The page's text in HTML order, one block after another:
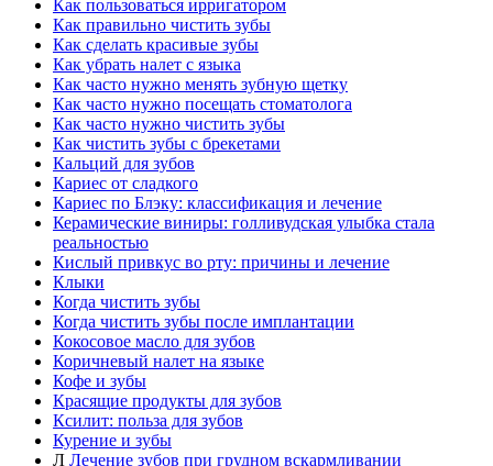
Как пользоваться ирригатором
Как правильно чистить зубы
Как сделать красивые зубы
Как убрать налет с языка
Как часто нужно менять зубную щетку
Как часто нужно посещать стоматолога
Как часто нужно чистить зубы
Как чистить зубы с брекетами
Кальций для зубов
Кариес от сладкого
Кариес по Блэку: классификация и лечение
Керамические виниры: голливудская улыбка стала
реальностью
Кислый привкус во рту: причины и лечение
Клыки
Когда чистить зубы
Когда чистить зубы после имплантации
Кокосовое масло для зубов
Коричневый налет на языке
Кофе и зубы
Красящие продукты для зубов
Ксилит: польза для зубов
Курение и зубы
Л Лечение зубов при грудном вскармливании